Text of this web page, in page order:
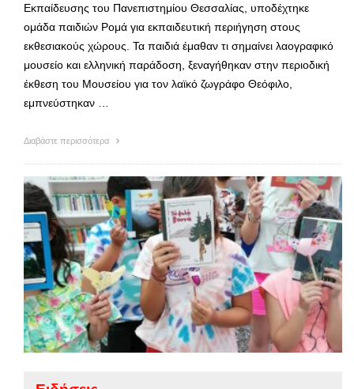
Εκπαίδευσης του Πανεπιστημίου Θεσσαλίας, υποδέχτηκε
ομάδα παιδιών Ρομά για εκπαιδευτική περιήγηση στους
εκθεσιακούς χώρους. Τα παιδιά έμαθαν τι σημαίνει λαογραφικό
μουσείο και ελληνική παράδοση, ξεναγήθηκαν στην περιοδική
έκθεση του Μουσείου για τον λαϊκό ζωγράφο Θεόφιλο,
εμπνεύστηκαν …
Διαβάστε περισσότερα